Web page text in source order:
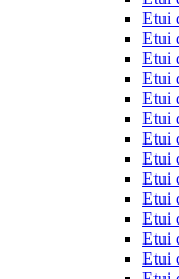
Etui
Etui
Etui
Etui
Etui
Etui
Etui
Etui
Etui
Etui
Etui
Etui
Etui